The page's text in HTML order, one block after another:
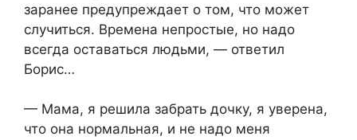
заранее предупреждает о том, что может
случиться. Времена непростые, но надо
всегда оставаться людьми, — ответил
Борис…
— Мама, я решила забрать дочку, я уверена,
что она нормальная, и не надо меня